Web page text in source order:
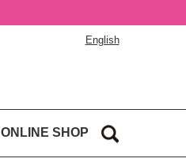
English
ONLINE SHOP